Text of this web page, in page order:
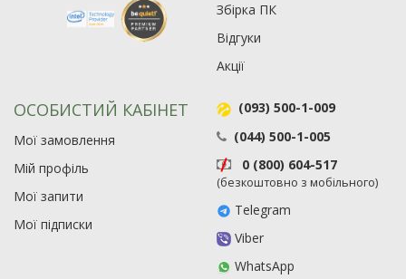
Збірка ПК
Відгуки
Акції
ОСОБИСТИЙ КАБІНЕТ
Мої замовлення
Мій профіль
Мої запити
Мої підписки
(093) 500-1-009
(044) 500-1-005
0 (800) 604-517
(безкоштовно з мобільного)
Telegram
Viber
WhatsApp